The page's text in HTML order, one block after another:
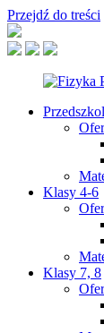
Przejdź do treści
Klasy 4-6
Klasy 7, 8